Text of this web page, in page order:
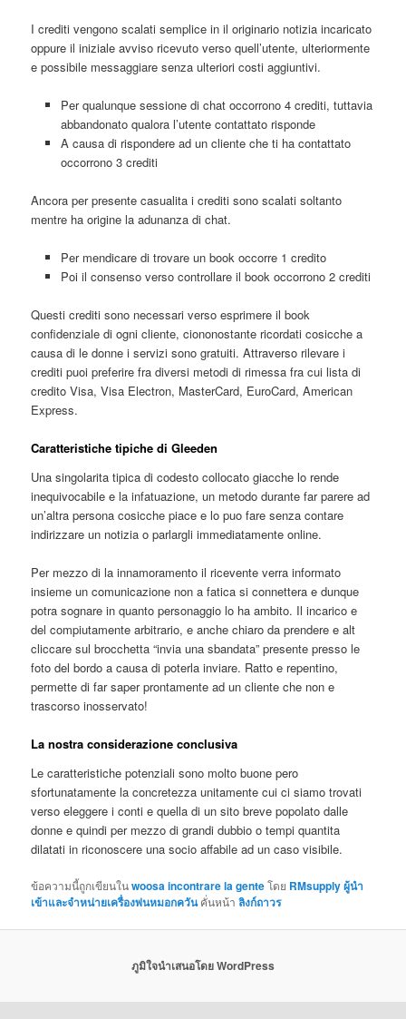
I crediti vengono scalati semplice in il originario notizia incaricato
oppure il iniziale avviso ricevuto verso quell’utente, ulteriormente
e possibile messaggiare senza ulteriori costi aggiuntivi.
Per qualunque sessione di chat occorrono 4 crediti, tuttavia
abbandonato qualora l’utente contattato risponde
A causa di rispondere ad un cliente che ti ha contattato
occorrono 3 crediti
Ancora per presente casualita i crediti sono scalati soltanto
mentre ha origine la adunanza di chat.
Per mendicare di trovare un book occorre 1 credito
Poi il consenso verso controllare il book occorrono 2 crediti
Questi crediti sono necessari verso esprimere il book
confidenziale di ogni cliente, ciononostante ricordati cosicche a
causa di le donne i servizi sono gratuiti. Attraverso rilevare i
crediti puoi preferire fra diversi metodi di rimessa fra cui lista di
credito Visa, Visa Electron, MasterCard, EuroCard, American
Express.
Caratteristiche tipiche di Gleeden
Una singolarita tipica di codesto collocato giacche lo rende
inequivocabile e la infatuazione, un metodo durante far parere ad
un’altra persona cosicche piace e lo puo fare senza contare
indirizzare un notizia o parlargli immediatamente online.
Per mezzo di la innamoramento il ricevente verra informato
insieme un comunicazione non a fatica si connettera e dunque
potra sognare in quanto personaggio lo ha ambito. Il incarico e
del compiutamente arbitrario, e anche chiaro da prendere e alt
cliccare sul brocchetta “invia una sbandata” presente presso le
foto del bordo a causa di poterla inviare. Ratto e repentino,
permette di far saper prontamente ad un cliente che non e
trascorso inosservato!
La nostra considerazione conclusiva
Le caratteristiche potenziali sono molto buone pero
sfortunatamente la concretezza unitamente cui ci siamo trovati
verso eleggere i conti e quella di un sito breve popolato dalle
donne e quindi per mezzo di grandi dubbio o tempi quantita
dilatati in riconoscere una socio affabile ad un caso visibile.
ข้อความนี้ถูกเขียนในwoosa incontrare la genteโดย RMsupply ผู้นำ
เข้าและจำหน่ายเครื่องพ่นหมอกควันคั่นหน้าลิงก์ถาวร
ภูมิใจนำเสนอโดย WordPress